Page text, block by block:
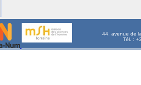
44, avenue de
Tél. :